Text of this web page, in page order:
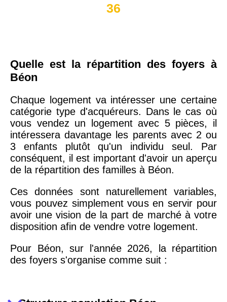
36
Quelle est la répartition des foyers à
Béon
Chaque logement va intéresser une certaine
catégorie type d'acquéreurs. Dans le cas où
vous vendez un logement avec 5 pièces, il
intéressera davantage les parents avec 2 ou
3 enfants plutôt qu'un individu seul. Par
conséquent, il est important d'avoir un aperçu
de la répartition des familles à Béon.
Ces données sont naturellement variables,
vous pouvez simplement vous en servir pour
avoir une vision de la part de marché à votre
disposition afin de vendre votre logement.
Pour Béon, sur l'année 2026, la répartition
des foyers s'organise comme suit :